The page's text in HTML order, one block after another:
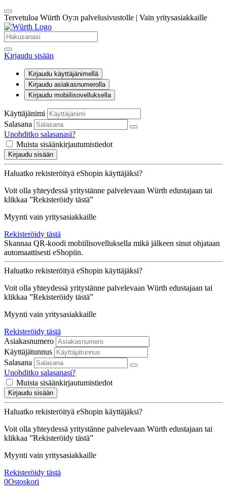
Tervetuloa Würth Oy:n palvelusivustolle | Vain yritysasiakkaille
Kirjaudu sisään
Kirjaudu käyttäjänimellä
Kirjaudu asiakasnumerolla
Kirjaudu mobiilisovelluksella
Käyttäjänimi
Salasana
Unohditko salasanasi?
Muista sisäänkirjautumistiedot
Kirjaudu sisään
Haluatko rekisteröityä eShopin käyttäjäksi?
Voit olla yhteydessä yritystänne palvelevaan Würth edustajaan tai
klikkaa ”Rekisteröidy tästä”
Myynti vain yritysasiakkaille
Rekisteröidy tästä
Skannaa QR-koodi mobiilisovelluksella mikä jälkeen sinut ohjataan
automaattisesti eShopiin.
Haluatko rekisteröityä eShopin käyttäjäksi?
Voit olla yhteydessä yritystänne palvelevaan Würth edustajaan tai
klikkaa ”Rekisteröidy tästä”
Myynti vain yritysasiakkaille
Rekisteröidy tästä
Asiakasnumero
Käyttäjätunnus
Salasana
Unohditko salasanasi?
Muista sisäänkirjautumistiedot
Kirjaudu sisään
Haluatko rekisteröityä eShopin käyttäjäksi?
Voit olla yhteydessä yritystänne palvelevaan Würth edustajaan tai
klikkaa ”Rekisteröidy tästä”
Myynti vain yritysasiakkaille
Rekisteröidy tästä
0Ostoskori